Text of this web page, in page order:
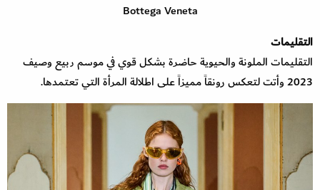
Bottega Veneta
التقليمات
التقليمات الملونة والحيوية حاضرة بشكل قوي في موسم ربيع وصيف
2023 وأتت لتعكس رونقاً مميزاً على اطلالة المرأة التي تعتمدها.